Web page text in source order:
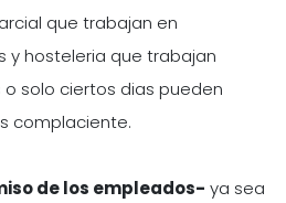
que trabajan en
y hosteleria que trabajan
solo ciertos dias pueden
complaciente.
de los empleados- ya sea